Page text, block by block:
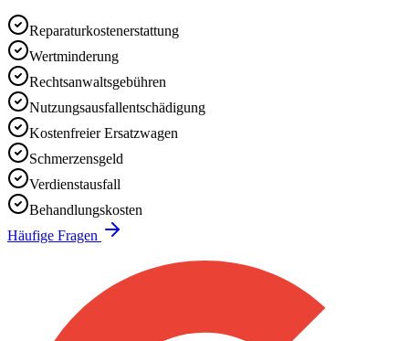
Reparaturkostenerstattung
Wertminderung
Rechtsanwaltsgebühren
Nutzungsausfallentschädigung
Kostenfreier Ersatzwagen
Schmerzensgeld
Verdienstausfall
Behandlungskosten
Häufige Fragen